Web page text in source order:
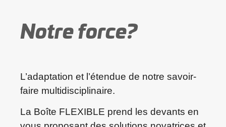
Notre force?
L’adaptation et l’étendue de notre savoir-
faire multidisciplinaire.
La Boîte FLEXIBLE prend les devants en